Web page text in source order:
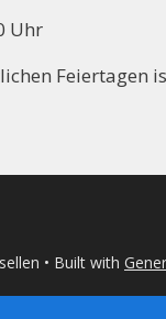
Uhr
Feiertagen
• Built with